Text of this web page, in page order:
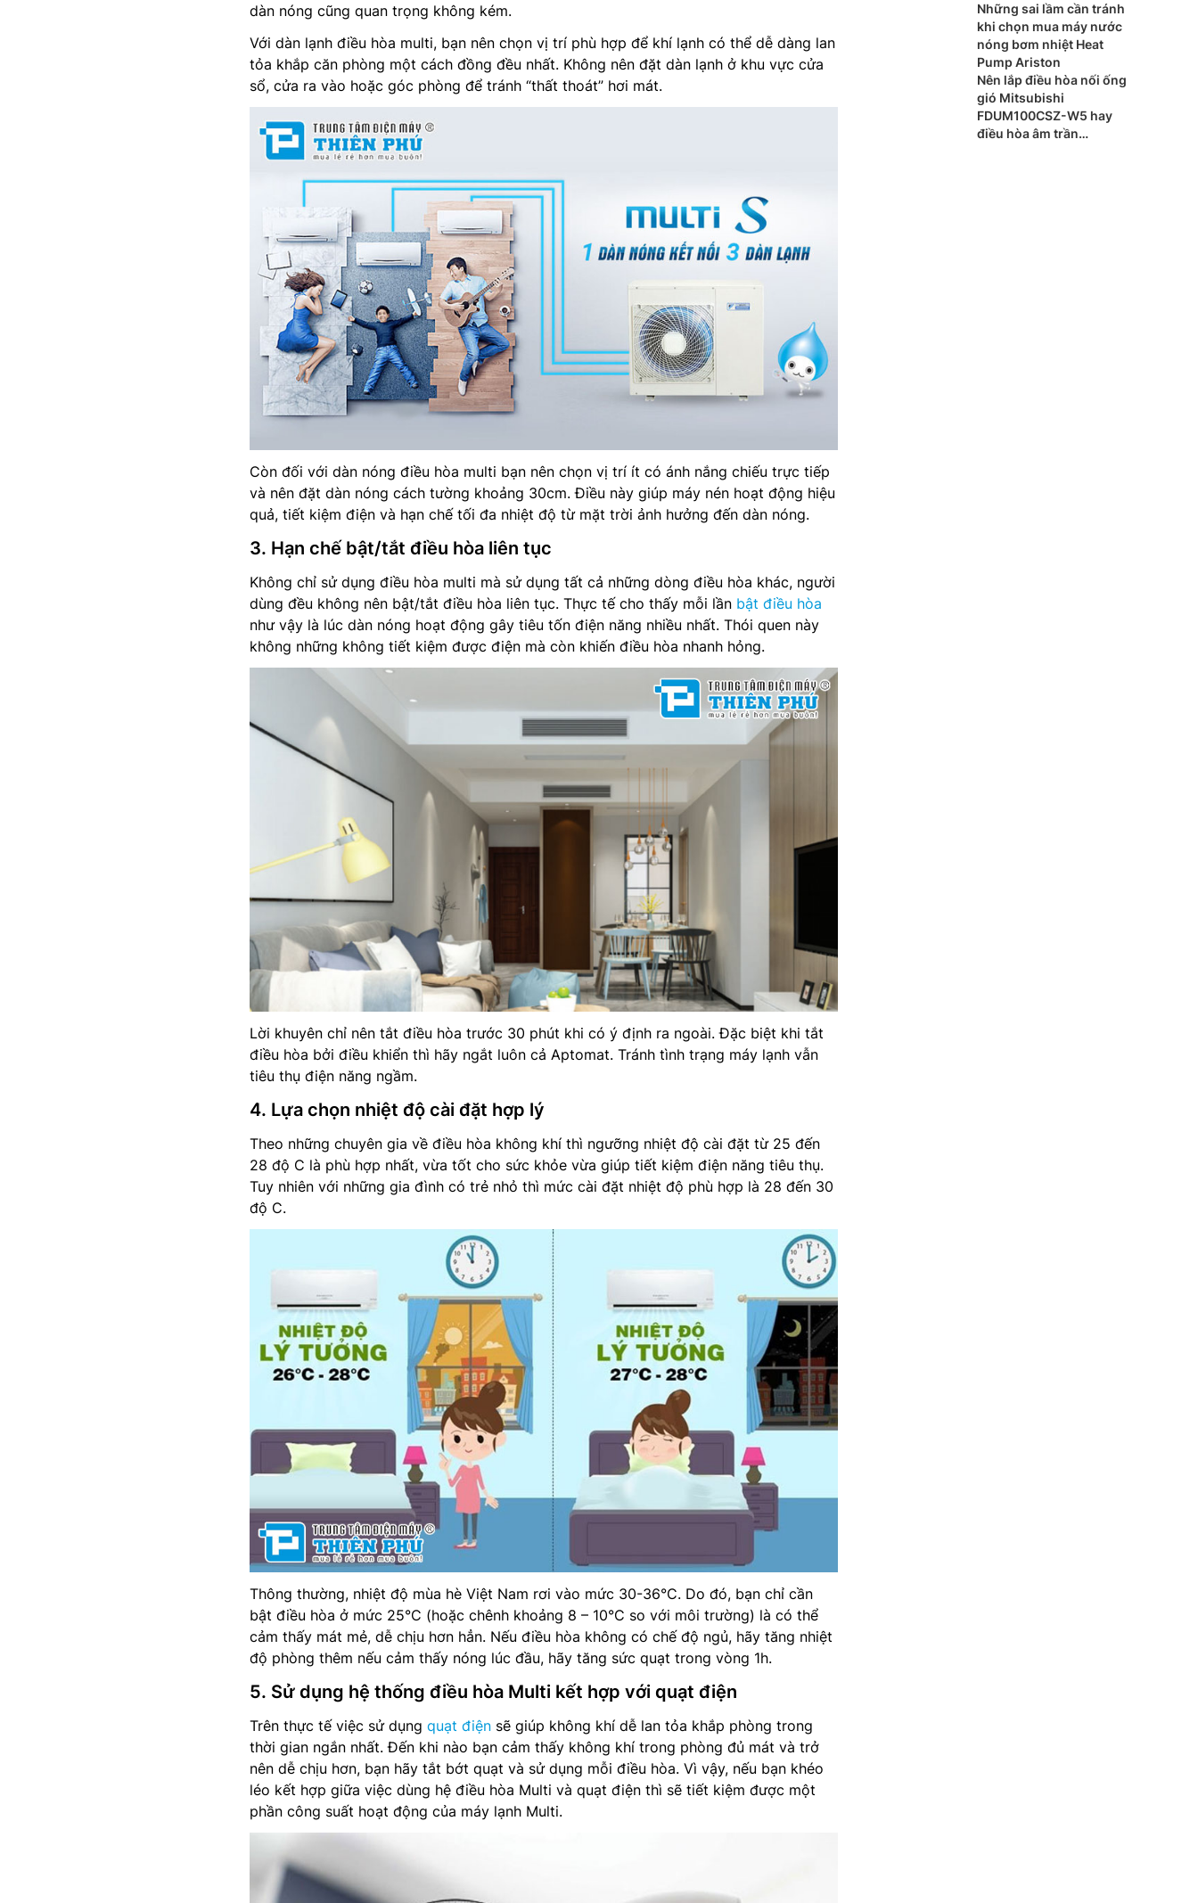
dàn nóng cũng quan trọng không kém.
Với dàn lạnh điều hòa multi, bạn nên chọn vị trí phù hợp để khí lạnh có thể dễ dàng lan
tỏa khắp căn phòng một cách đồng đều nhất. Không nên đặt dàn lạnh ở khu vực cửa
sổ, cửa ra vào hoặc góc phòng để tránh “thất thoát” hơi mát.
Còn đối với dàn nóng điều hòa multi bạn nên chọn vị trí ít có ánh nắng chiếu trực tiếp
và nên đặt dàn nóng cách tường khoảng 30cm. Điều này giúp máy nén hoạt động hiệu
quả, tiết kiệm điện và hạn chế tối đa nhiệt độ từ mặt trời ảnh hưởng đến dàn nóng.
3. Hạn chế bật/tắt điều hòa liên tục
Không chỉ sử dụng điều hòa multi mà sử dụng tất cả những dòng điều hòa khác, người
dùng đều không nên bật/tắt điều hòa liên tục. Thực tế cho thấy mỗi lần bật điều hòa
như vậy là lúc dàn nóng hoạt động gây tiêu tốn điện năng nhiều nhất. Thói quen này
không những không tiết kiệm được điện mà còn khiến điều hòa nhanh hỏng.
Lời khuyên chỉ nên tắt điều hòa trước 30 phút khi có ý định ra ngoài. Đặc biệt khi tắt
điều hòa bởi điều khiển thì hãy ngắt luôn cả Aptomat. Tránh tình trạng máy lạnh vẫn
tiêu thụ điện năng ngầm.
4. Lựa chọn nhiệt độ cài đặt hợp lý
Theo những chuyên gia về điều hòa không khí thì ngưỡng nhiệt độ cài đặt từ 25 đến
28 độ C là phù hợp nhất, vừa tốt cho sức khỏe vừa giúp tiết kiệm điện năng tiêu thụ.
Tuy nhiên với những gia đình có trẻ nhỏ thì mức cài đặt nhiệt độ phù hợp là 28 đến 30
độ C.
Thông thường, nhiệt độ mùa hè Việt Nam rơi vào mức 30-36°C. Do đó, bạn chỉ cần
bật điều hòa ở mức 25°C (hoặc chênh khoảng 8 – 10°C so với môi trường) là có thể
cảm thấy mát mẻ, dễ chịu hơn hẳn. Nếu điều hòa không có chế độ ngủ, hãy tăng nhiệt
độ phòng thêm nếu cảm thấy nóng lúc đầu, hãy tăng sức quạt trong vòng 1h.
5. Sử dụng hệ thống điều hòa Multi kết hợp với quạt điện
Trên thực tế việc sử dụng quạt điện sẽ giúp không khí dễ lan tỏa khắp phòng trong
thời gian ngắn nhất. Đến khi nào bạn cảm thấy không khí trong phòng đủ mát và trở
nên dễ chịu hơn, bạn hãy tắt bớt quạt và sử dụng mỗi điều hòa. Vì vậy, nếu bạn khéo
léo kết hợp giữa việc dùng hệ điều hòa Multi và quạt điện thì sẽ tiết kiệm được một
phần công suất hoạt động của máy lạnh Multi.
dàn lạnh?
Những sai lầm cần tránh
khi chọn mua máy nước
nóng bơm nhiệt Heat
Pump Ariston
Nên lắp điều hòa nối ống
gió Mitsubishi
FDUM100CSZ-W5 hay
điều hòa âm trần